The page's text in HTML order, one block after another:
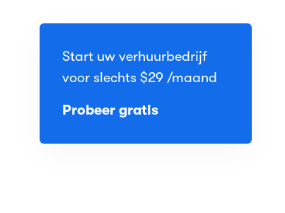
Start uw verhuurbedrijf
voor slechts $29 /maand
Probeer gratis